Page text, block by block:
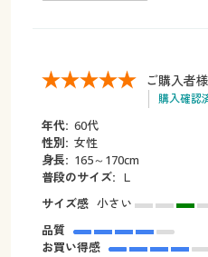
ご購入者様
購入確認
年代: 60代
性別: 女性
身長: 165～170cm
普段のサイズ: Ｌ
サイズ感 小さい
品質
お買い得感